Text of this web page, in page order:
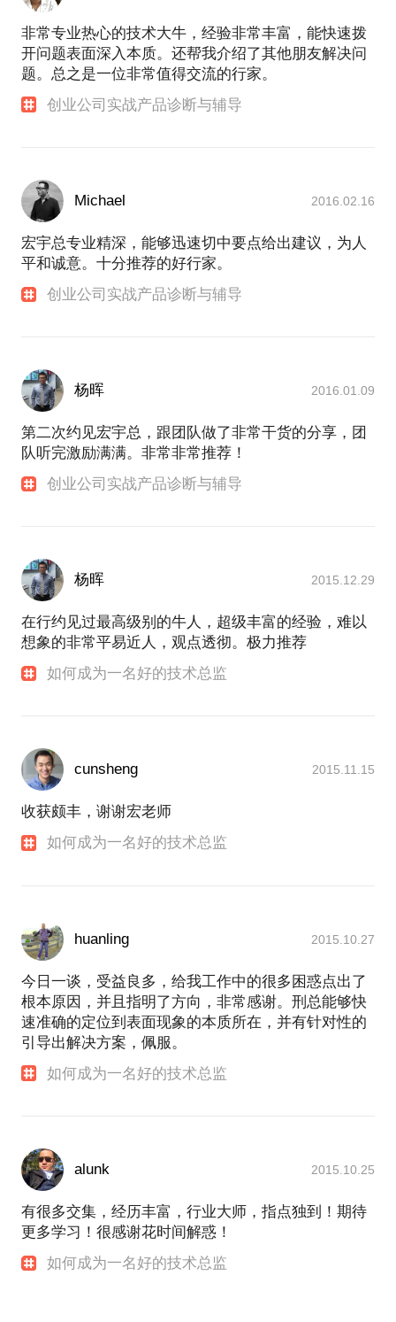
非常专业热心的技术大牛，经验非常丰富，能快速拨
开问题表面深入本质。还帮我介绍了其他朋友解决问
题。总之是一位非常值得交流的行家。
创业公司实战产品诊断与辅导
Michael 2016.02.16
宏宇总专业精深，能够迅速切中要点给出建议，为人
平和诚意。十分推荐的好行家。
创业公司实战产品诊断与辅导
杨晖 2016.01.09
第二次约见宏宇总，跟团队做了非常干货的分享，团
队听完激励满满。非常非常推荐！
创业公司实战产品诊断与辅导
杨晖 2015.12.29
在行约见过最高级别的牛人，超级丰富的经验，难以
想象的非常平易近人，观点透彻。极力推荐
如何成为一名好的技术总监
cunsheng 2015.11.15
收获颇丰，谢谢宏老师
如何成为一名好的技术总监
huanling 2015.10.27
今日一谈，受益良多，给我工作中的很多困惑点出了
根本原因，并且指明了方向，非常感谢。刑总能够快
速准确的定位到表面现象的本质所在，并有针对性的
引导出解决方案，佩服。
如何成为一名好的技术总监
alunk 2015.10.25
有很多交集，经历丰富，行业大师，指点独到！期待
更多学习！很感谢花时间解惑！
如何成为一名好的技术总监